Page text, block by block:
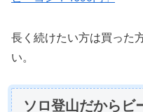
長く続けたい方は買った
い。
ソロ登山だからビ